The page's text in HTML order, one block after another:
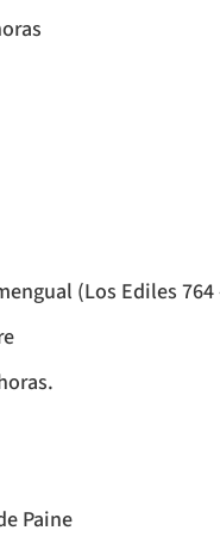
(Los Ediles
Paine